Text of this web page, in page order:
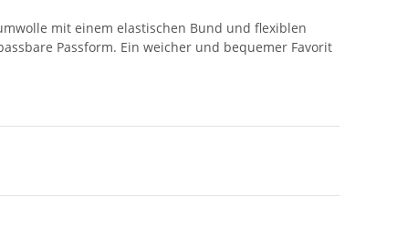
mit einem elastischen Bund und flexiblen
Passform. Ein weicher und bequemer Favorit